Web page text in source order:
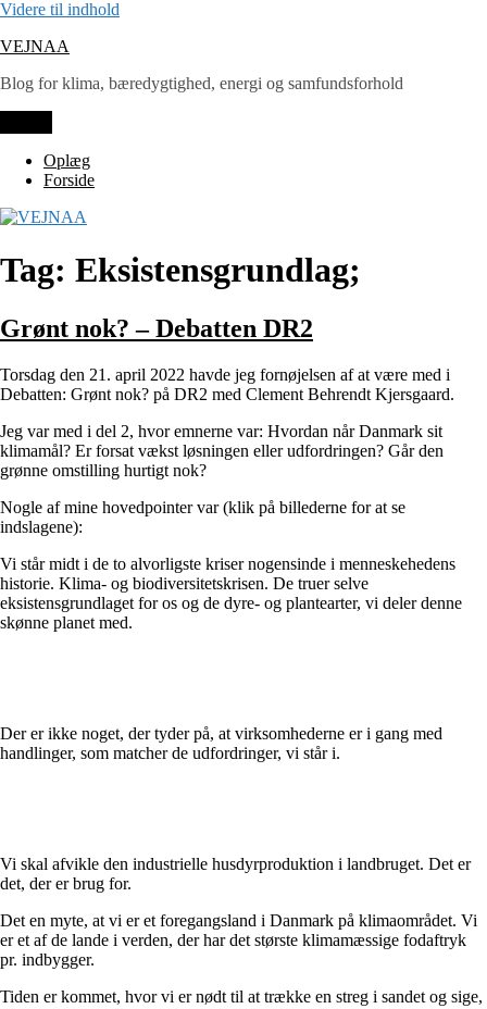
Videre til indhold
VEJNAA
Blog for klima, bæredygtighed, energi og samfundsforhold
Oplæg
Forside
Tag: Eksistensgrundlag;
Grønt nok? – Debatten DR2
Torsdag den 21. april 2022 havde jeg fornøjelsen af at være med i
Debatten: Grønt nok? på DR2 med Clement Behrendt Kjersgaard.
Jeg var med i del 2, hvor emnerne var: Hvordan når Danmark sit
klimamål? Er forsat vækst løsningen eller udfordringen? Går den
grønne omstilling hurtigt nok?
Nogle af mine hovedpointer var (klik på billederne for at se
indslagene):
Vi står midt i de to alvorligste kriser nogensinde i menneskehedens
historie. Klima- og biodiversitetskrisen. De truer selve
eksistensgrundlaget for os og de dyre- og plantearter, vi deler denne
skønne planet med.
Der er ikke noget, der tyder på, at virksomhederne er i gang med
handlinger, som matcher de udfordringer, vi står i.
Vi skal afvikle den industrielle husdyrproduktion i landbruget. Det er
det, der er brug for.
Det en myte, at vi er et foregangsland i Danmark på klimaområdet. Vi
er et af de lande i verden, der har det største klimamæssige fodaftryk
pr. indbygger.
Tiden er kommet, hvor vi er nødt til at trække en streg i sandet og sige,